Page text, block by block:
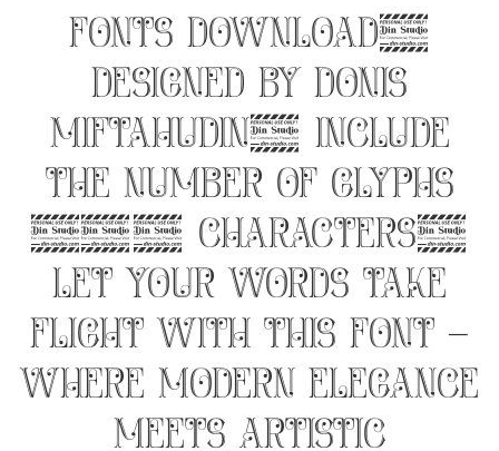
Fonts Download,
designed by Donis
Miftahudin, include
the number of glyphs
522 characters.
Let your words take
flight with this font —
where modern elegance
meets artistic